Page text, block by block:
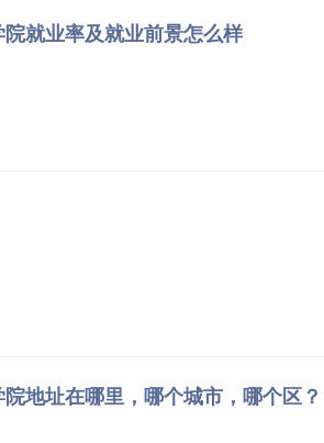
就业率及就业前景怎么样
地址在哪里，哪个城市，哪个区？